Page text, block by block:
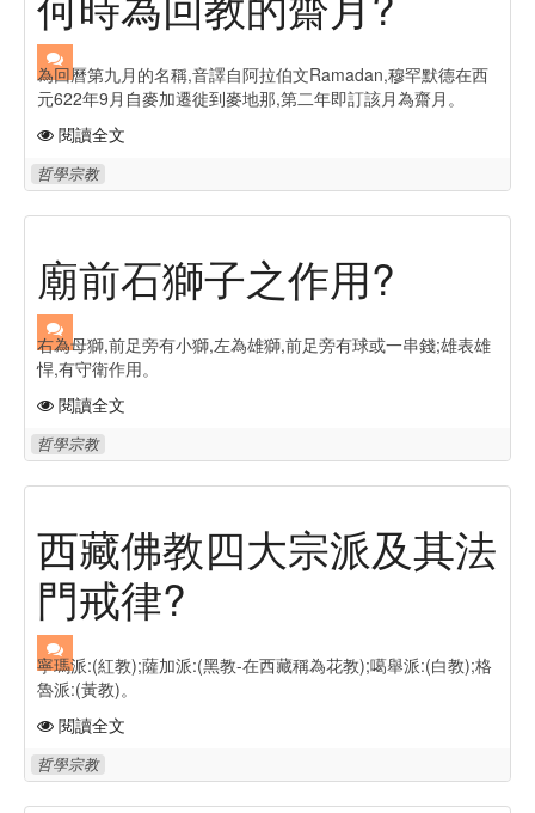
為回曆第九月的名稱,音譯自阿拉伯文Ramadan,穆罕默德在西
元622年9月自麥加遷徙到麥地那,第二年即訂該月為齋月。
閱讀全文
哲學宗教
廟前石獅子之作用?
右為母獅,前足旁有小獅,左為雄獅,前足旁有球或一串錢;雄表雄
悍,有守衛作用。
閱讀全文
哲學宗教
西藏佛教四大宗派及其法
門戒律?
寧瑪派:(紅教);薩加派:(黑教-在西藏稱為花教);噶舉派:(白教);格
魯派:(黃教)。
閱讀全文
哲學宗教